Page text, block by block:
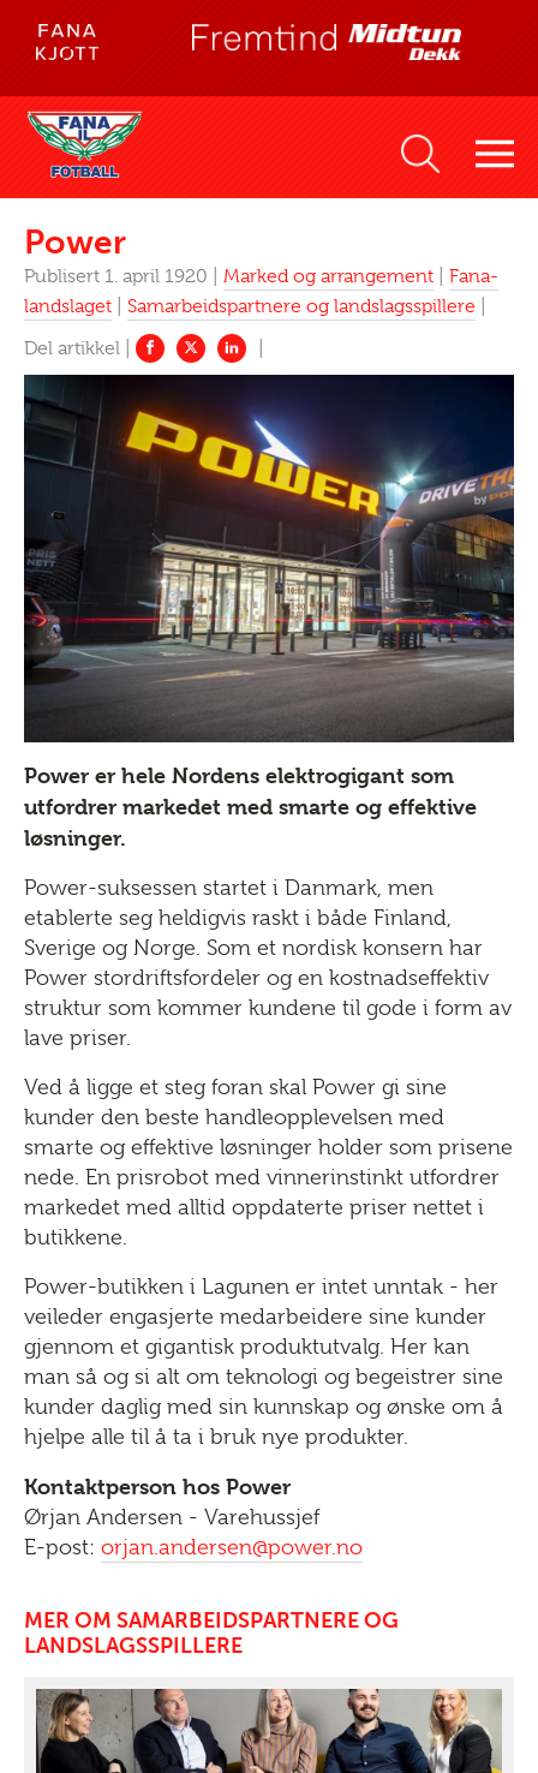
Power
Publisert 1. april 1920 | Marked og arrangement
Fana-
landslaget
Samarbeidspartnere og landslagsspillere
Power er hele Nordens elektrogigant som
utfordrer markedet med smarte og effektive
løsninger.
Power-suksessen startet i Danmark, men
etablerte seg heldigvis raskt i både Finland,
Sverige og Norge. Som et nordisk konsern har
Power stordriftsfordeler og en kostnadseffektiv
struktur som kommer kundene til gode i form av
lave priser.
Ved å ligge et steg foran skal Power gi sine
kunder den beste handleopplevelsen med
smarte og effektive løsninger holder som prisene
nede. En prisrobot med vinnerinstinkt utfordrer
markedet med alltid oppdaterte priser nettet i
butikkene.
Power-butikken i Lagunen er intet unntak - her
veileder engasjerte medarbeidere sine kunder
gjennom et gigantisk produktutvalg. Her kan
man så og si alt om teknologi og begeistrer sine
kunder daglig med sin kunnskap og ønske om å
hjelpe alle til å ta i bruk nye produkter.
Kontaktperson hos Power
Ørjan Andersen - Varehussjef
E-post: orjan.andersen@power.no
MER OM SAMARBEIDSPARTNERE OG
LANDSLAGSSPILLERE